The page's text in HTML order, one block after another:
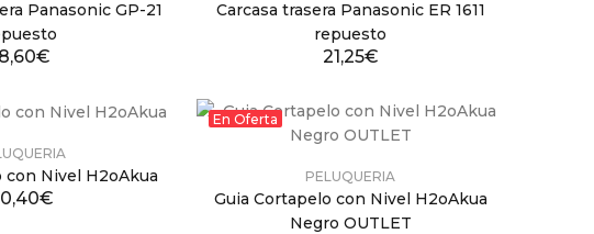
Panasonic GP-21
Carcasa trasera Panasonic ER 1611
repuesto
21,25€
con Nivel H2oAkua
En Oferta
PELUQUERIA
Guia Cortapelo con Nivel H2oAkua
Negro OUTLET